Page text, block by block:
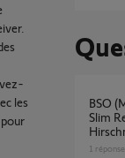
les
BSO (Moteur J406 1TN) - Association EVB
Slim
1 réponse